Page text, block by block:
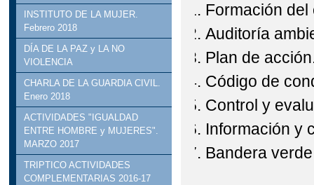
INSTITUTO DE LA MUJER.
Febrero 2018
DÍA DE LA PAZ y LA NO
VIOLENCIA
CHARLA DE LA GUARDIA CIVIL.
Enero 2018
ACTIVIDADES "IGUALDAD
ENTRE HOMBRE y MUJERES".
MARZO 2017
TRIPTICO ACTIVIDADES
COMPLEMENTARIAS 2016-17
Formación del
Auditoría
Plan de
Código de
Control y
Información y
Bandera